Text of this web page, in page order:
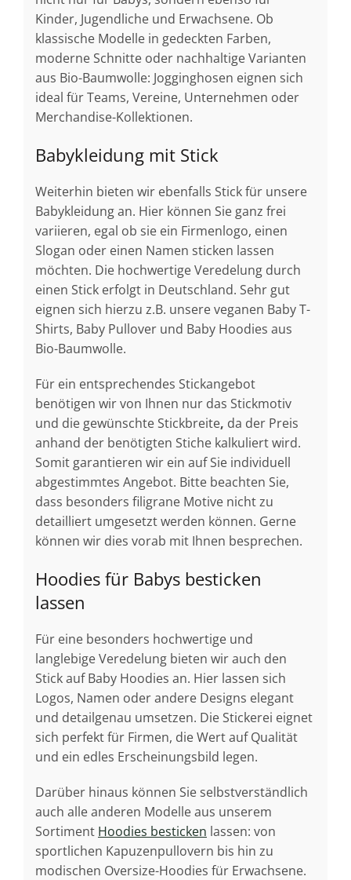
Kinder, Jugendliche und Erwachsene. Ob
klassische Modelle in gedeckten Farben,
moderne Schnitte oder nachhaltige Varianten
aus Bio-Baumwolle: Jogginghosen eignen sich
ideal für Teams, Vereine, Unternehmen oder
Merchandise-Kollektionen.
Babykleidung mit Stick
Weiterhin bieten wir ebenfalls Stick für unsere
Babykleidung an. Hier können Sie ganz frei
variieren, egal ob sie ein Firmenlogo, einen
Slogan oder einen Namen sticken lassen
möchten. Die hochwertige Veredelung durch
einen Stick erfolgt in Deutschland. Sehr gut
eignen sich hierzu z.B. unsere veganen Baby T-
Shirts, Baby Pullover und Baby Hoodies aus
Bio-Baumwolle.
Für ein entsprechendes Stickangebot
benötigen wir von Ihnen nur das Stickmotiv
und die gewünschte Stickbreite, da der Preis
anhand der benötigten Stiche kalkuliert wird.
Somit garantieren wir ein auf Sie individuell
abgestimmtes Angebot. Bitte beachten Sie,
dass besonders filigrane Motive nicht zu
detailliert umgesetzt werden können. Gerne
können wir dies vorab mit Ihnen besprechen.
Hoodies für Babys besticken
lassen
Für eine besonders hochwertige und
langlebige Veredelung bieten wir auch den
Stick auf Baby Hoodies an. Hier lassen sich
Logos, Namen oder andere Designs elegant
und detailgenau umsetzen. Die Stickerei eignet
sich perfekt für Firmen, die Wert auf Qualität
und ein edles Erscheinungsbild legen.
Darüber hinaus können Sie selbstverständlich
auch alle anderen Modelle aus unserem
Sortiment Hoodies besticken lassen: von
sportlichen Kapuzenpullovern bis hin zu
modischen Oversize-Hoodies für Erwachsene.